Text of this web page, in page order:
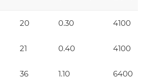
20 0.30 4100
21 0.40 4100
36 1.10 6400